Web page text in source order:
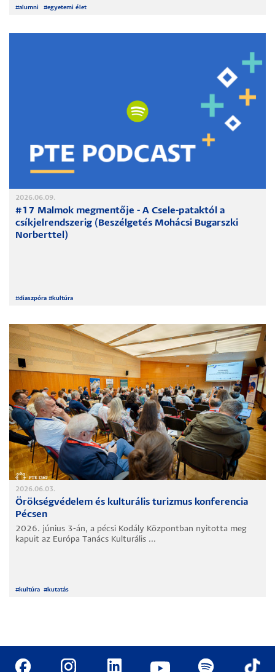
#alumni #egyetemi élet
2026.06.09.
#17 Malmok megmentője - A Csele-pataktól a
csíkjelrendszerig (Beszélgetés Mohácsi Bugarszki
Norberttel)
#diaszpóra # kultúra
2026.06.03.
Örökségvédelem és kulturális turizmus konferencia
Pécsen
2026. június 3-án, a pécsi Kodály Központban nyitotta meg
kapuit az Európa Tanács Kulturális ...
# kultúra # kutatás